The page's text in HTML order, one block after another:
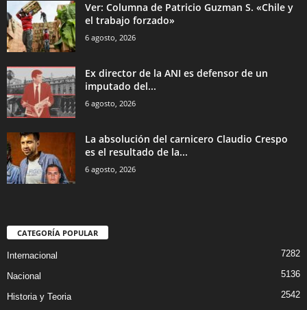
Ver: Columna de Patricio Guzman S. «Chile y
el trabajo forzado»
6 agosto, 2026
Ex director de la ANI es defensor de un
imputado del...
6 agosto, 2026
La absolución del carnicero Claudio Crespo
es el resultado de la...
6 agosto, 2026
CATEGORÍA POPULAR
Internacional 7282
Nacional 5136
Historia y Teoria 2542